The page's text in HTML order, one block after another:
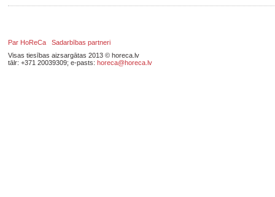
Par HoReCa
Sadarbības partneri
Visas tiesības aizsargātas 2013 © horeca.lv
tālr: +371 20039309; e-pasts: horeca@horeca.lv